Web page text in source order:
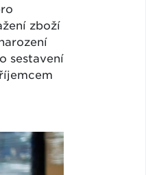
zboží
sestavení